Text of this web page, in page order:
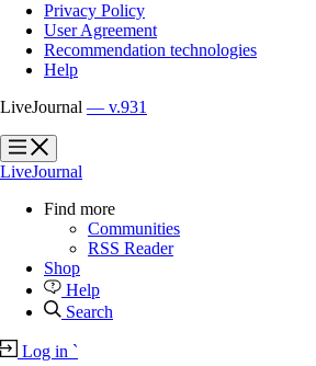
Privacy Policy
User Agreement
Recommendation technologies
Help
LiveJournal — v.931
?
?
LiveJournal
Find more
Communities
RSS Reader
Shop
Help
Search
Log in `